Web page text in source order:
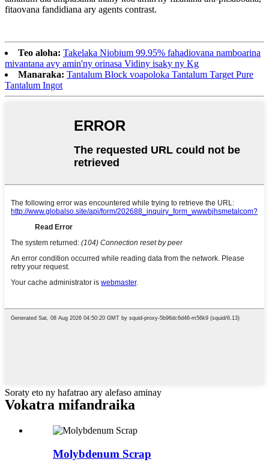
fitaovana fandidiana ary agents contrast.
Teo aloha: Takelaka Niobium 99.95% fahadiovana namboarina
mivantana avy amin'ny orinasa Vidiny isaky ny Kg
Manaraka: Tantalum Block voapoloka Tantalum Target Pure
Tantalum Ingot
Soraty eto ny hafatrao ary alefaso aminay
Vokatra mifandraika
Molybdenum Scrap